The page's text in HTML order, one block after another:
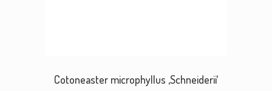
Cotoneaster microphyllus ‚Schneiderii‘